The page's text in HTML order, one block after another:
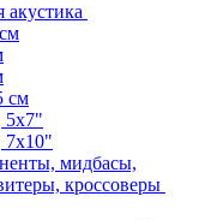
акустика
см
5х7"
7х10"
мидбасы,
кроссоверы